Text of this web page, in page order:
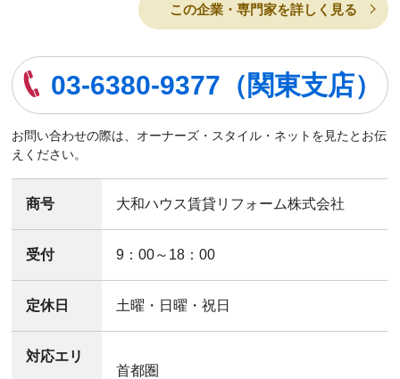
この企業・専門家を詳しく見る
03-6380-9377（関東支店）
お問い合わせの際は、オーナーズ・スタイル・ネットを見たとお伝
えください。
商号 大和ハウス賃貸リフォーム株式会社
受付 9：00～18：00
定休日 土曜・日曜・祝日
対応エリ
首都圏